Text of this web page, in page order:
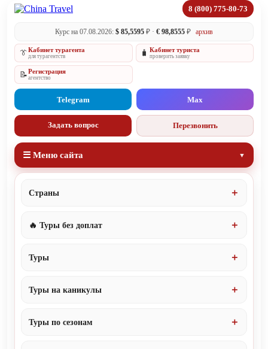
8 (800) 775-80-73
Курс на 07.08.2026: $ 85,5595 ₽ · € 98,8555 ₽ архив
👔Кабинет турагента
для турагентств 🧳 Кабинет туриста
проверить заявку
📝Регистрация
агентство
Telegram Max
Задать вопрос Перезвонить
☰ Меню сайта
Страны
🔥 Туры без доплат
Туры
Туры на каникулы
Туры по сезонам